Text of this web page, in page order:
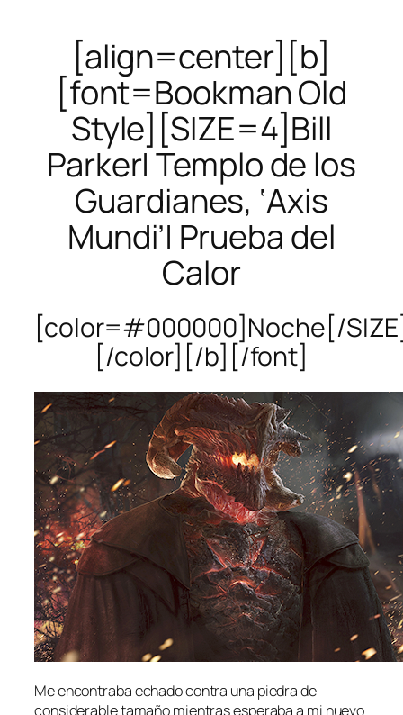
[align=center][b]
[font=Bookman Old
Style][SIZE=4]Bill
Parker| Templo de los
Guardianes, ‘Axis
Mundi’| Prueba del
Calor
[color=#000000]Noche[/
[/color][/b][/font]
Me encontraba echado contra una piedra de
considerable tamaño mientras esperaba a mi nuevo